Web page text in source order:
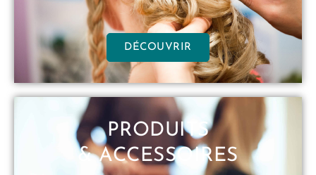
DÉCOUVRIR
PRODUITS
& ACCESSOIRES